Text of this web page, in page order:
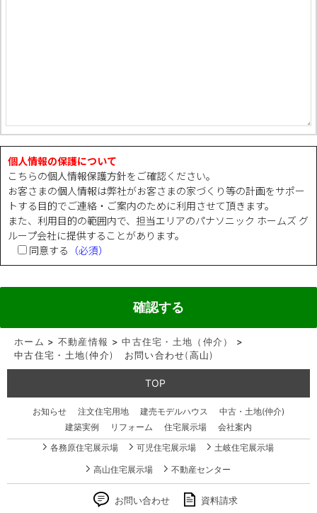
個人情報の保護について
こちらの個人情報保護方針をご確認ください。
お客さまの個人情報は弊社がお客さまの家づくり等の計画をサポー
トする目的でご連絡・ご案内のために利用させて頂きます。
また、利用目的の範囲内で、担当エリアのパナソニック ホームズ グ
ループ会社に提供することがあります。
同意する （必須）
ホーム > 不動産情報 >中古住宅・土地（仲介）
>
中古住宅・土地(仲介) お問い合わせ(高山)
TOP
お知らせ 注文住宅用地 建売モデルハウス
中古・土地(仲介)
建築実例
リフォーム 住宅展示場
会社案内
各務原住宅展示場
可児住宅展示場 土岐住宅展示場
高山住宅展示場 不動産センター
お問い合わせ 資料請求